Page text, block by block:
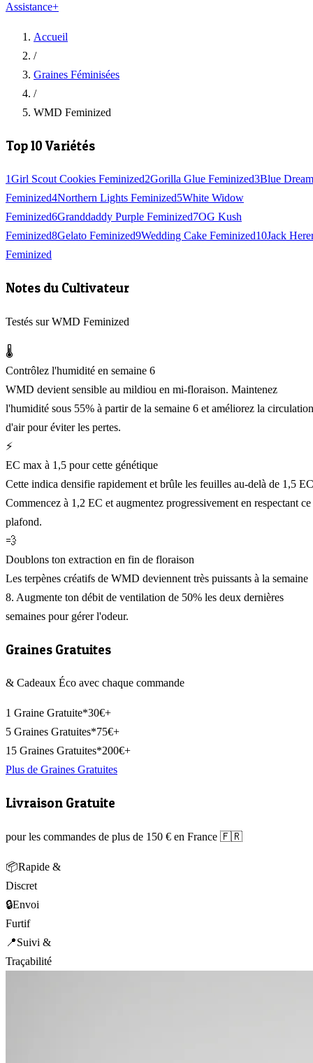
Assistance+
Accueil
/
Graines Féminisées
/
WMD Feminized
Top 10 Variétés
1Girl Scout Cookies Feminized2Gorilla Glue Feminized3Blue Dream
Feminized4Northern Lights Feminized5White Widow
Feminized6Granddaddy Purple Feminized7OG Kush
Feminized8Gelato Feminized9Wedding Cake Feminized10Jack
Feminized
Notes du Cultivateur
Testés sur WMD Feminized
🌡️
Contrôlez l'humidité en semaine 6
WMD devient sensible au mildiou en mi-floraison. Maintenez
l'humidité sous 55% à partir de la semaine 6 et améliorez la circulation
d'air pour éviter les pertes.
⚡
EC max à 1,5 pour cette génétique
Cette indica densifie rapidement et brûle les feuilles au-delà de 1,5
Commencez à 1,2 EC et augmentez progressivement en respectant ce
plafond.
💨
Doublons ton extraction en fin de floraison
Les terpènes créatifs de WMD deviennent très puissants à la semaine
8. Augmente ton débit de ventilation de 50% les deux dernières
semaines pour gérer l'odeur.
Graines Gratuites
& Cadeaux Éco avec chaque commande
1 Graine Gratuite*30€+
5 Graines Gratuites*75€+
15 Graines Gratuites*200€+
Plus de Graines Gratuites
Livraison Gratuite
pour les commandes de plus de 150 € en France 🇫🇷
📦Rapide &
Discret
🔒Envoi
Furtif
📍Suivi &
Traçabilité